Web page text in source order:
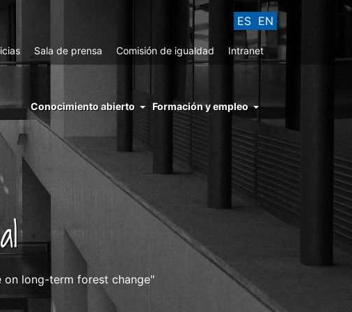
ES EN
Sala de prensa Comisión de igualdad Intranet
menu
right
cchs
conocimiento
abierto
Conocimiento abierto Formación y empleo
on long-term forest change"